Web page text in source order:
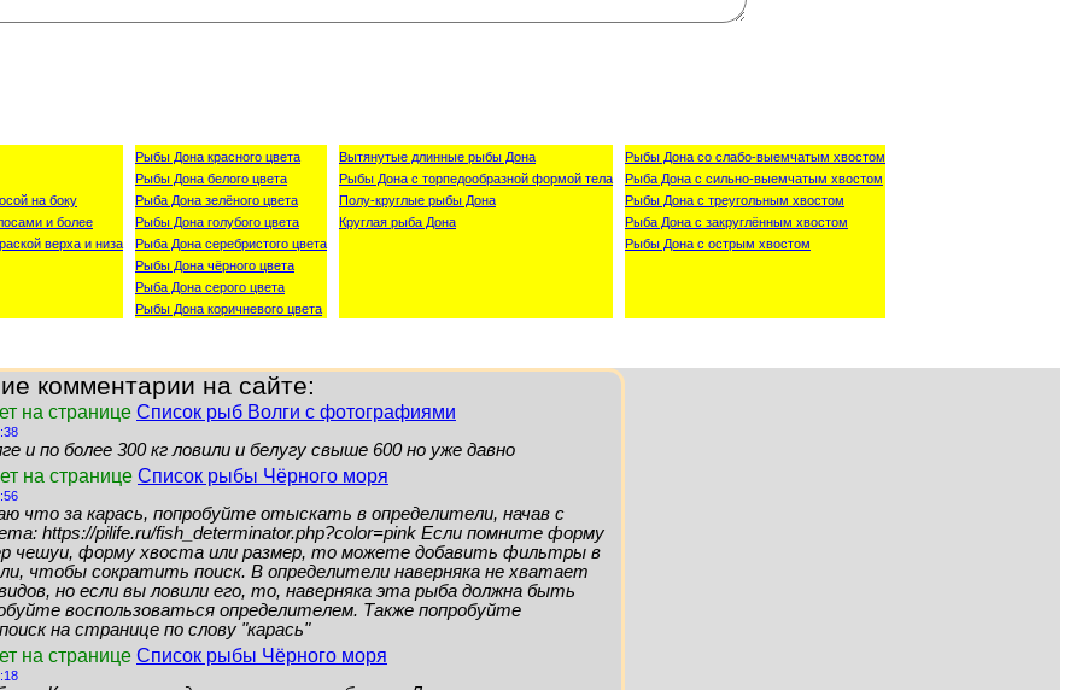
на боку
и более
верха и низа
Рыбы Дона красного цвета
Рыбы Дона белого цвета
Рыба Дона зелёного цвета
Рыбы Дона голубого цвета
Рыба Дона серебристого цвета
Рыбы Дона чёрного цвета
Рыба Дона серого цвета
Рыбы Дона коричневого цвета
Вытянутые длинные рыбы Дона
Рыбы Дона с торпедообразной формой тела
Полу-круглые рыбы Дона
Круглая рыба Дона
Рыбы Дона со слабо-выемчатым хвостом
Рыба Дона с сильно-выемчатым хвостом
Рыбы Дона с треугольным хвостом
Рыба Дона с закруглённым хвостом
Рыбы Дона с острым хвостом
комментарии на сайте:
на странице Список рыб Волги с фотографиями
и по более 300 кг ловили и белугу свыше 600 но уже давно
на странице Список рыбы Чёрного моря
что за карась, попробуйте отыскать в определители, начав с
https://pilife.ru/fish_determinator.php?color=pink Если помните форму
чешуи, форму хвоста или размер, то можете добавить фильтры в
чтобы сократить поиск. В определители наверняка не хватает
но если вы ловили его, то, наверняка эта рыба должна быть
воспользоваться определителем. Также попробуйте
на странице по слову "карась"
на странице Список рыбы Чёрного моря